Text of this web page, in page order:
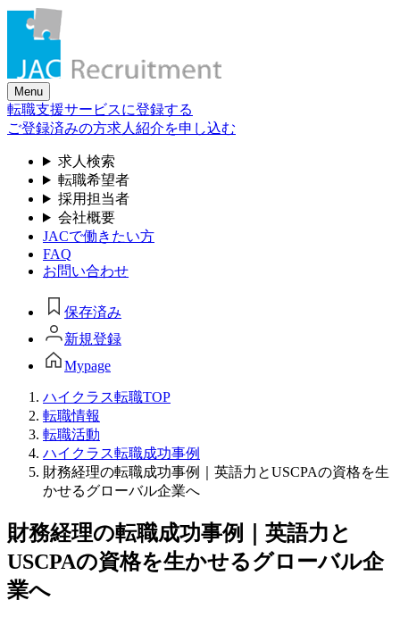
Skip
content
Menu
転職支援サービスに登録する
ご登録済みの方求人紹介を申し込む
求人検索
転職希望者
採用担当者
会社概要
JACで働きたい方
FAQ
お問い合わせ
保存済み
新規登録
Mypage
ハイクラス転職TOP
転職情報
転職活動
ハイクラス転職成功事例
財務経理の転職成功事例｜英語力とUSCPAの資格を生
かせるグローバル企業へ
財務経理の転職成功事例｜英語力と
USCPAの資格を生かせるグローバル企
業へ